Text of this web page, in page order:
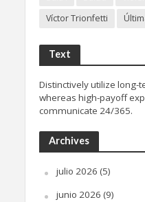
Víctor Trionfetti
Text
Distinctively utilize long-
whereas high-payoff
communicate 24/365.
Archives
julio 2026 (5)
junio 2026 (9)